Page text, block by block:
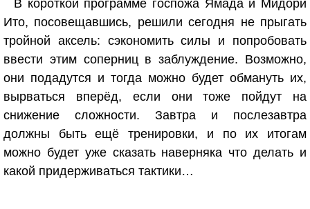
В короткой программе госпожа Ямада и Мидори
Ито, посовещавшись, решили сегодня не прыгать
тройной аксель: сэкономить силы и попробовать
ввести этим соперниц в заблуждение. Возможно,
они подадутся и тогда можно будет обмануть их,
вырваться вперёд, если они тоже пойдут на
снижение сложности. Завтра и послезавтра
должны быть ещё тренировки, и по их итогам
можно будет уже сказать наверняка что делать и
какой придерживаться тактики…